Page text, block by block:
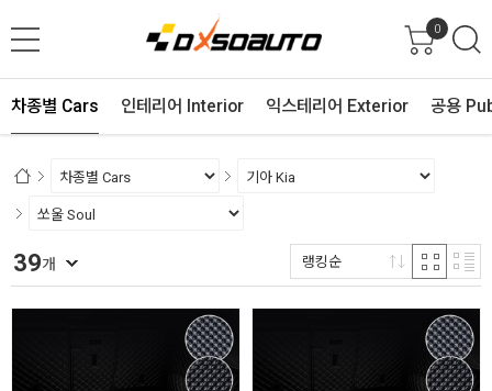
0
차종별 Cars 인테리어 Interior 익스테리어 Exterior 공용
39개 랭킹순